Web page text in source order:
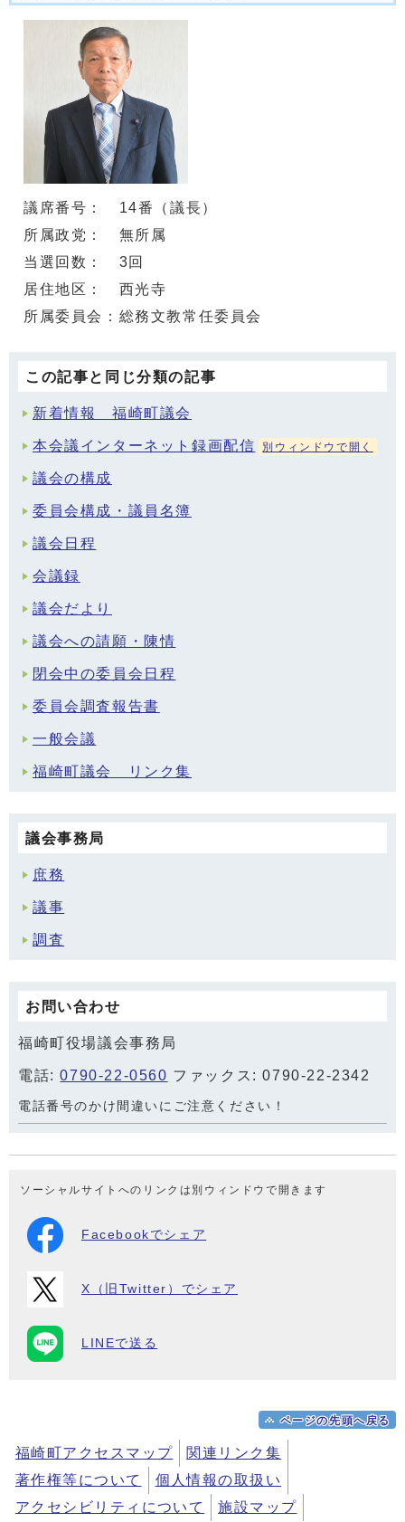
議席番号： 14番（議長）
所属政党： 無所属
当選回数： 3回
居住地区： 西光寺
所属委員会：総務文教常任委員会
この記事と同じ分類の記事
新着情報 福崎町議会
本会議インターネット録画配信 別ウィンドウで開く
議会の構成
委員会構成・議員名簿
議会日程
会議録
議会だより
議会への請願・陳情
閉会中の委員会日程
委員会調査報告書
一般会議
福崎町議会 リンク集
議会事務局
庶務
議事
調査
お問い合わせ
福崎町役場議会事務局
電話:0790-22-0560 ファックス: 0790-22-2342
電話番号のかけ間違いにご注意ください！
ソーシャルサイトへのリンクは別ウィンドウで開きます
Facebookでシェア
X（旧Twitter）でシェア
LINEで送る
ページの先頭へ戻る
福崎町アクセスマップ
関連リンク集
著作権等について
個人情報の取扱い
アクセシビリティについて
施設マップ